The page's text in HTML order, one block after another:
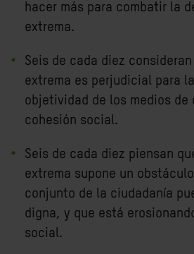
hacer más para combatir la
extrema.
Seis de cada diez
extrema es perjudicial para
objetividad de los medios de
cohesión social.
Seis de cada diez piensan
extrema supone un
conjunto de la ciudadanía
digna, y que está
social.